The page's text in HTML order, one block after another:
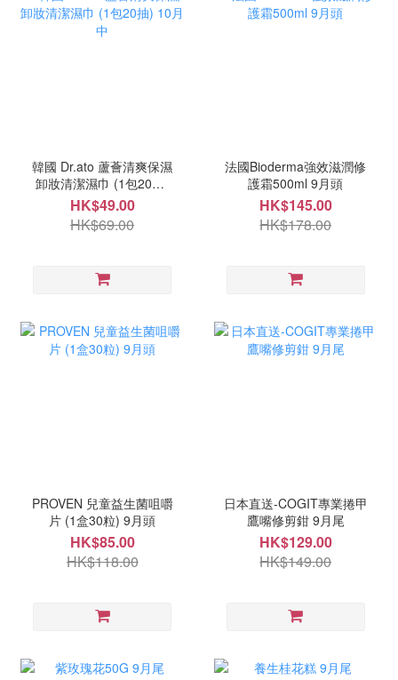
韓國 Dr.ato 蘆薈清爽保濕
卸妝清潔濕巾 (1包20抽)
10月中
HK$49.00
HK$69.00
法國Bioderma強效滋潤修
護霜500ml 9月頭
HK$145.00
HK$178.00
PROVEN 兒童益生菌咀嚼
片 (1盒30粒) 9月頭
HK$85.00
HK$118.00
日本直送-COGIT專業捲甲
鷹嘴修剪鉗 9月尾
HK$129.00
HK$149.00